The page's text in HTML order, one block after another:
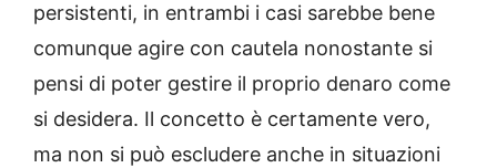
persistenti, in entrambi i casi sarebbe bene
comunque agire con cautela nonostante si
pensi di poter gestire il proprio denaro come
si desidera. Il concetto è certamente vero,
ma non si può escludere anche in situazioni